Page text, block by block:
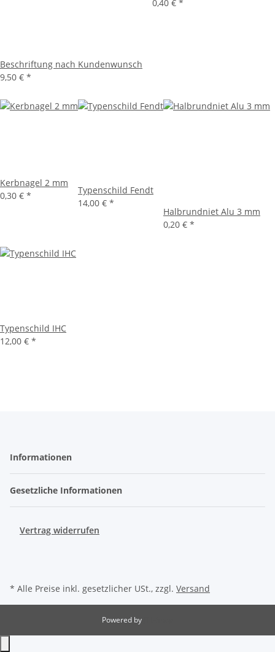
Beschriftung nach Kundenwunsch
9,50 € *
0,40 € *
Kerbnagel 2 mm
0,30 € *
Typenschild Fendt
14,00 € *
Halbrundniet Alu 3 mm
0,20 € *
Typenschild IHC
12,00 € *
Informationen
Gesetzliche Informationen
Vertrag widerrufen
* Alle Preise inkl. gesetzlicher USt., zzgl. Versand
Powered by